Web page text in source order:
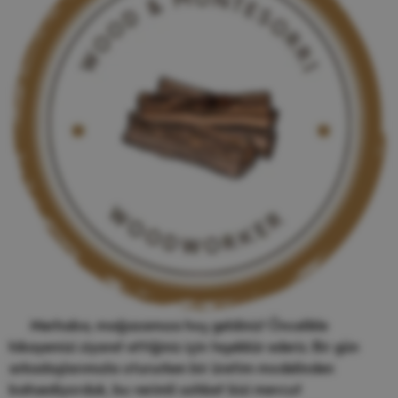
Merhaba, mağazamıza hoş geldiniz! Öncelikle
hikayemizi ziyaret ettiğiniz için teşekkür ederiz. Bir gün
arkadaşlarımızla otururken bir üretim modelinden
bahsediyorduk, bu verimli sohbet bizi mevcut